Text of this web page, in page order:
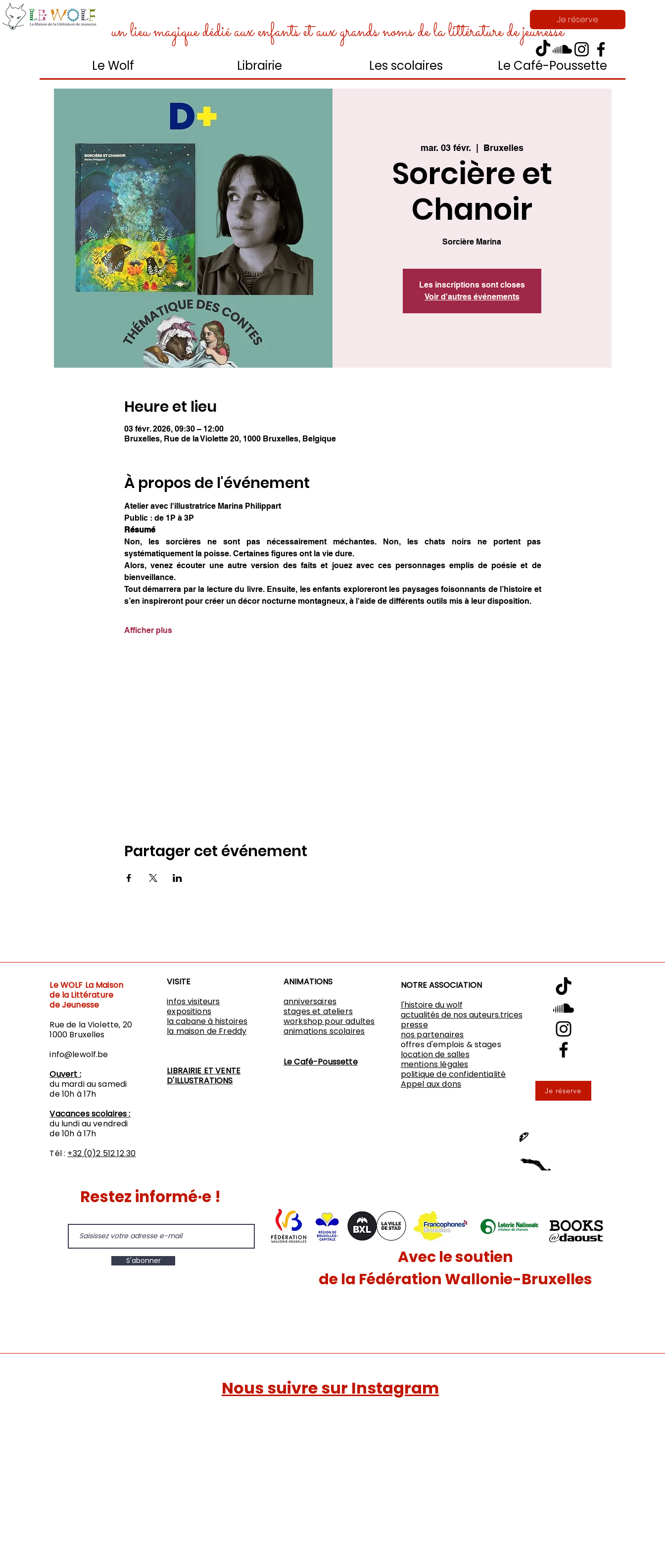
Je réserve
un lieu magique dédié aux enfants et aux grands noms de la littérature de jeunesse
Le Wolf Librairie Les scolaires Le Café-Poussette
mar. 03 févr. Bruxelles
Sorcière et
Chanoir
Sorcière Marina
Les inscriptions sont closes
Voir d'autres événements
Heure et lieu
03 févr. 2026, 09:30 – 12:00
Bruxelles, Rue de la Violette 20, 1000 Bruxelles, Belgique
À propos de l'événement
Atelier avec l'illustratrice Marina Philippart
Public : de 1P à 3P
Résumé
Non, les sorcières ne sont pas nécessairement méchantes. Non, les chats noirs ne portent pas
systématiquement la poisse. Certaines figures ont la vie dure.
Alors, venez écouter une autre version des faits et jouez avec ces personnages emplis de poésie et de
bienveillance.
Tout démarrera par la lecture du livre. Ensuite, les enfants exploreront les paysages foisonnants de l’histoire et
s’en inspireront pour créer un décor nocturne montagneux, à l'aide de différents outils mis à leur disposition.
Afficher plus
Partager cet événement
Le WOLF La Maison
de la Littérature
de Jeunesse
Rue de la Violette, 20
1000 Bruxelles
info@lewolf.be
Ouvert :
du mardi au samedi
de 10h à 17h
Vacances scolaires :
du lundi au vendredi
de 10h à 17h
Tél : +32 (0)2 512 12 30
VISITE
infos visiteurs
expositions
​la cabane à histoires
la maison de Freddy
LIBRAIRIE ET VENTE
D'ILLUSTRATIONS
ANIMATIONS
anniversaires
stages et ateliers
workshop pour adultes
animations scolaires
Le Café-Poussette
NOTRE ASSOCIATION
l'histoire du wolf
actualités de nos auteurs.trices
presse
nos partenaires
offres d'emplois & stages
location de salles
mentions légales
politique de confidentialité
Appel aux dons
Je réserve
Restez informé·e !
S'abonner
Avec le soutien
de la Fédération Wallonie-Bruxelles
Nous suivre sur Instagram